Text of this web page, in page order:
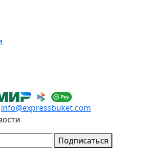
info@expressbuket.com
Подписаться